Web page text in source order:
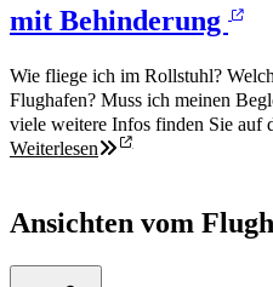
mit Behinderung
Wie fliege ich im Rollstuhl?
Flughafen? Muss ich meinen
viele weitere Infos finden Sie auf
Weiterlesen
Ansichten vom